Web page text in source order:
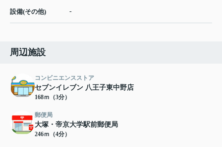
設備(その他) -
周辺施設
コンビニエンスストア
セブンイレブン 八王子東中野店
168ｍ（3分）
郵便局
大塚・帝京大学駅前郵便局
246ｍ（4分）